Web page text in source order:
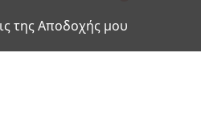
της Αποδοχής μου